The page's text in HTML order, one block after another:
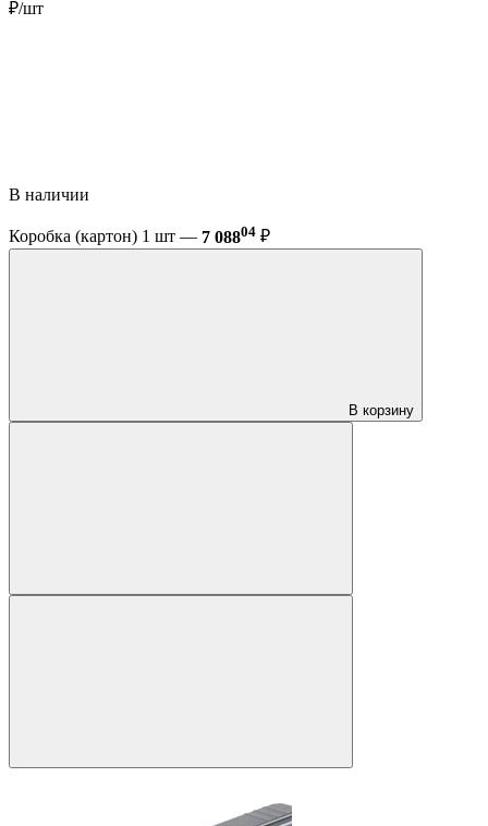
₽/шт
В наличии
Коробка (картон) 1 шт — 7 08804 ₽
В корзину